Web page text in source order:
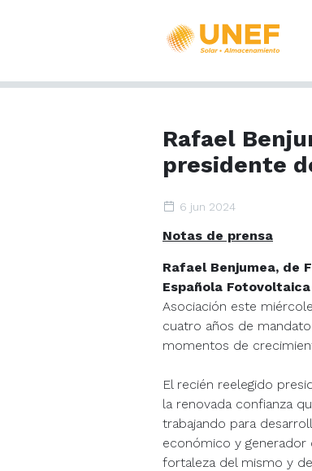
Rafael
presidente
6 jun 2024
Notas de prensa
Rafael Benjumea, de
Española
Asociación este
cuatro años de
momentos de
El recién reelegido
la renovada confianza
trabajando para
económico y
fortaleza del mismo y